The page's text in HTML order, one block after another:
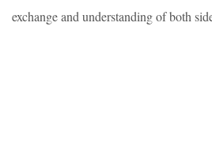
exchange and understanding of both